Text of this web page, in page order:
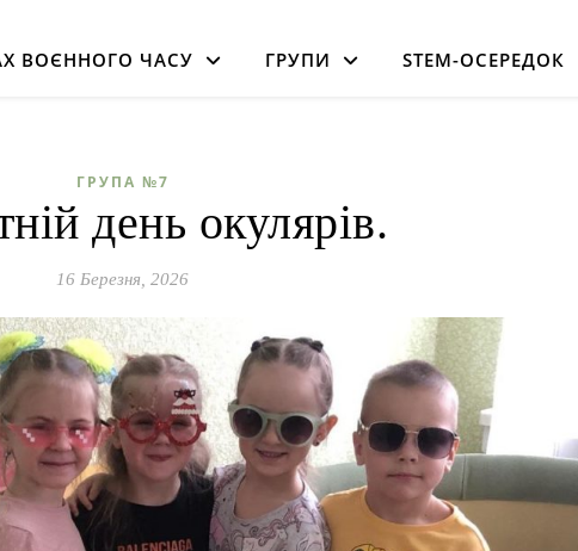
ВОЄННОГО ЧАСУ ГРУПИ STEM-ОСЕРЕДОК
ГРУПА №7
день окулярів.
16 Березня, 2026